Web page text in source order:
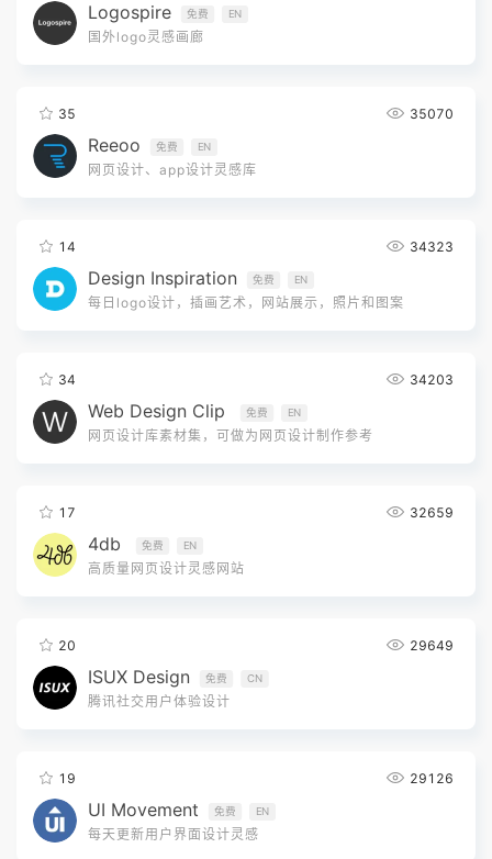
Logospire 免费 EN
国外logo灵感画廊
35 35070
Reeoo 免费 EN
网页设计、app设计灵感库
14 34323
Design Inspiration 免费 EN
每日logo设计，插画艺术，网站展示，照片和图案
34 34203
Web Design Clip 免费 EN
网页设计库素材集，可做为网页设计制作参考
17 32659
4db 免费 EN
高质量网页设计灵感网站
20 29649
ISUX Design 免费 CN
腾讯社交用户体验设计
19 29126
UI Movement 免费 EN
每天更新用户界面设计灵感